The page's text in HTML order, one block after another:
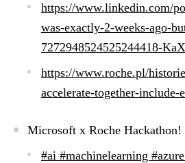
https://www.linkedin.com/
was-exactly-2-weeks-ago-
7272948524525244418-
https://www.roche.pl/
accelerate-together-include-
Microsoft x Roche Hackathon!
#ai #machinelearning